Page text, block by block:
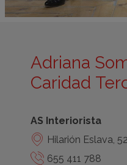
Adriana
Caridad
AS Interiorista
Hilarión Eslava,
655 411 788